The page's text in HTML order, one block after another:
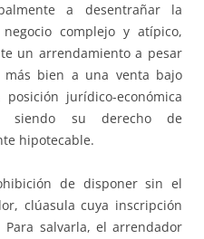
a desentrañar la
complejo y atípico,
un arrendamiento a pesar
más bien a una venta bajo
jurídico-económica
siendo su derecho de
hipotecable.
de disponer sin el
clúasula cuya inscripción
salvarla, el arrendador